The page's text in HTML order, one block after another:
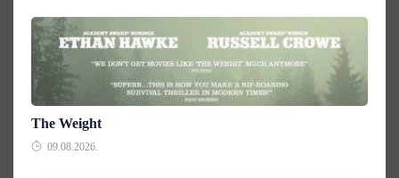
The Weight
09.08.2026.